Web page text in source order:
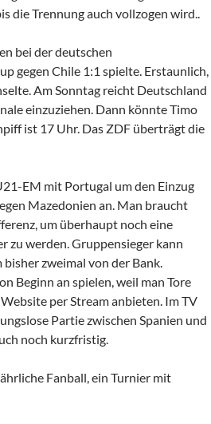
die Trennung auch vollzogen wird..
bei der deutschen
gegen Chile 1:1 spielte. Erstaunlich,
Am Sonntag reicht Deutschland
einzuziehen. Dann könnte Timo
ist 17 Uhr. Das ZDF überträgt die
EM mit Portugal um den Einzug
Mazedonien an. Man braucht
um überhaupt noch eine
zu werden. Gruppensieger kann
zweimal von der Bank.
Beginn an spielen, weil man Tore
per Stream anbieten. Im TV
Partie zwischen Spanien und
noch kurzfristig.
Fanball, ein Turnier mit